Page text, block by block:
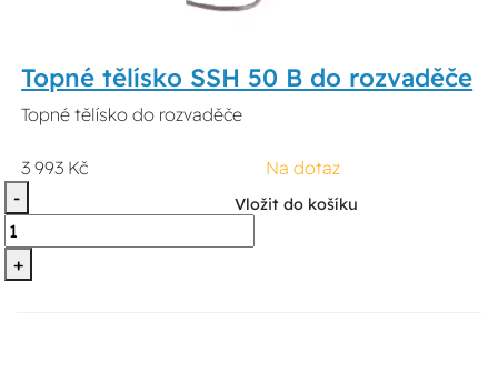
Topné tělísko SSH 50 B do rozvaděče
Topné tělísko do rozvaděče
3 993 Kč
Na dotaz
-
+
Vložit do košíku